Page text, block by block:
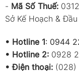
Độ phân giải
Cảm biến
- Mã Số Thuế:
Sở Kế Hoạch &
• Hotline 1: 0944
• Hotline 2: 0928
• Điện thoại: (028)